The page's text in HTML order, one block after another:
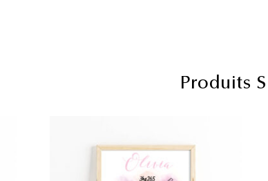
Produits